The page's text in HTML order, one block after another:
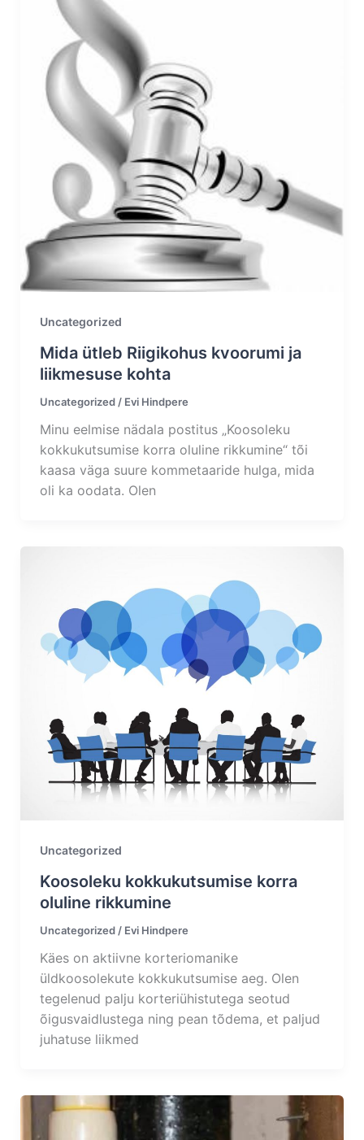
Uncategorized
Mida ütleb Riigikohus kvoorumi ja
liikmesuse kohta
Uncategorized/ Evi Hindpere
Minu eelmise nädala postitus „Koosoleku
kokkukutsumise korra oluline rikkumine“ tõi
kaasa väga suure kommetaaride hulga, mida
oli ka oodata. Olen
Uncategorized
Koosoleku kokkukutsumise korra
oluline rikkumine
Uncategorized/ Evi Hindpere
Käes on aktiivne korteriomanike
üldkoosolekute kokkukutsumise aeg. Olen
tegelenud palju korteriühistutega seotud
õigusvaidlustega ning pean tõdema, et paljud
juhatuse liikmed